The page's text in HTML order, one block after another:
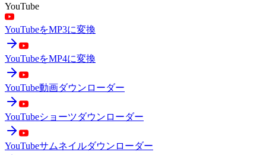
YouTube
YouTubeをMP3に変換
YouTubeをMP4に変換
YouTube動画ダウンローダー
YouTubeショーツダウンローダー
YouTubeサムネイルダウンローダー